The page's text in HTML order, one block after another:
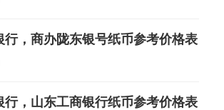
行，商办陇东银号纸币参考价格表
行，山东工商银行纸币参考价格表